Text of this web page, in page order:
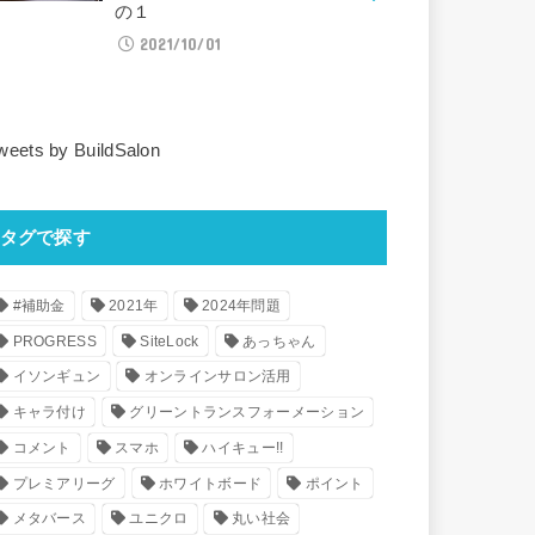
の１
2021/10/01
by BuildSalon
タグで探す
#補助金 2021年 2024年問題
PROGRESS SiteLock あっちゃん
イソンギュン オンラインサロン活用
キャラ付け グリーントランスフォーメーション
コメント スマホ ハイキュー!!
プレミアリーグ ホワイトボード ポイント
メタバース ユニクロ 丸い社会